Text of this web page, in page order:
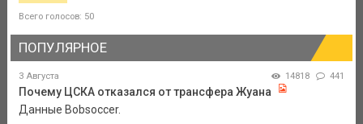
Всего голосов: 50
ПОПУЛЯРНОЕ
3 Августа 14818 441
Почему ЦСКА отказался от трансфера Жуана
Данные Bobsoccer.